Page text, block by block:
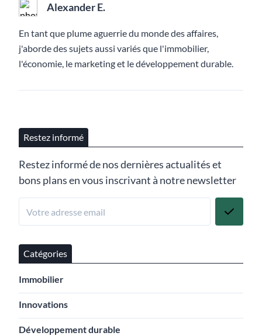
Alexander E.
En tant que plume aguerrie du monde des affaires,
j'aborde des sujets aussi variés que l'immobilier,
l'économie, le marketing et le développement durable.
Restez informé
Restez informé de nos dernières actualités et
bons plans en vous inscrivant à notre newsletter
Catégories
Immobilier
Innovations
Développement durable